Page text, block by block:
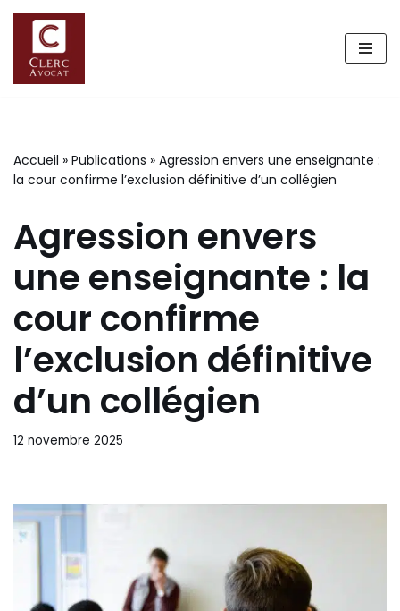
Aller
au
Accueil » Publications » Agression envers une enseignante :
la cour confirme l’exclusion définitive d’un collégien
Agression envers
une enseignante : la
cour confirme
l’exclusion définitive
d’un collégien
12 novembre 2025